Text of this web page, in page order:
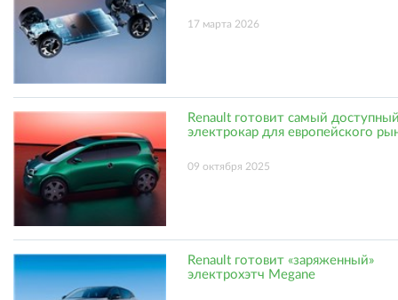
17 марта 2026
Renault готовит самый
электрокар для европейского
09 октября 2025
Renault готовит «заряженный»
электрохэтч Megane